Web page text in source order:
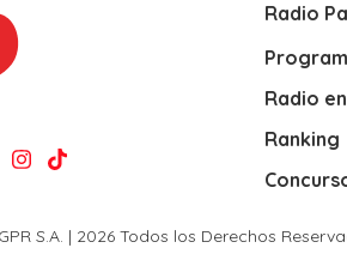
Radio
Radio
Ranking
S.A. | 2026 Todos los Derechos